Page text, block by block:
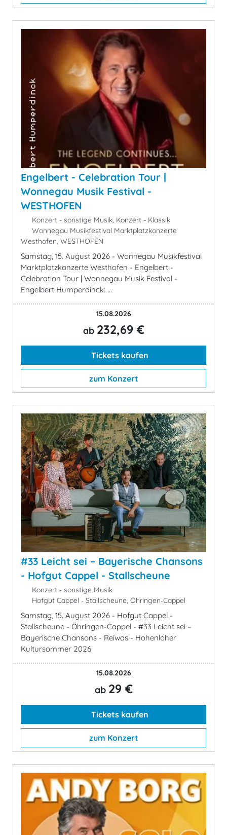
Engelbert - Celebration Tour |
Wonnegau Musik Festival -
WESTHOFEN
Konzert - sonstige Musik, Konzert - Klassik
Wonnegau Musikfestival Marktplatzkonzerte
Westhofen, WESTHOFEN
Samstag, 15. August 2026 - Wonnegau Musikfestival
Marktplatzkonzerte Westhofen - Engelbert -
Celebration Tour | Wonnegau Musik Festival -
Engelbert Humperdinck: ...
15.08.2026
ab 232,69 €
Tickets kaufen
zum Konzert
#33 Leicht sei – Bayerische Chansons
- Hofgut Cappel - Stallscheune
Konzert - sonstige Musik
Hofgut Cappel - Stallscheune, Öhringen-Cappel
Samstag, 15. August 2026 - Hofgut Cappel -
Stallscheune - Öhringen-Cappel - #33 Leicht sei –
Bayerische Chansons - Reiwas - Hohenloher
Kultursommer 2026
15.08.2026
ab 29 €
Tickets kaufen
zum Konzert